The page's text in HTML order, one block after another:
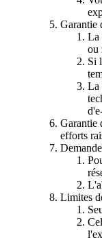
Garantie
La
ou
Si
La
Garantie
efforts
Limites